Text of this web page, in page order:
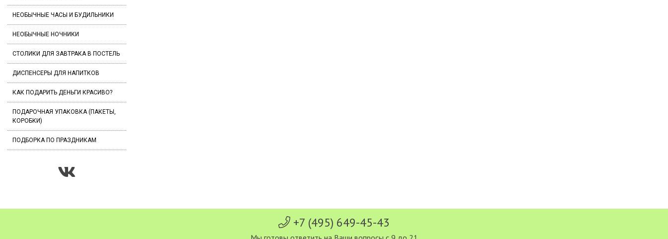
НЕОБЫЧНЫЕ ЧАСЫ И БУДИЛЬНИКИ
НЕОБЫЧНЫЕ НОЧНИКИ
СТОЛИКИ ДЛЯ ЗАВТРАКА В ПОСТЕЛЬ
ДИСПЕНСЕРЫ ДЛЯ НАПИТКОВ
КАК ПОДАРИТЬ ДЕНЬГИ КРАСИВО?
ПОДАРОЧНАЯ УПАКОВКА (ПАКЕТЫ,
КОРОБКИ)
ПОДБОРКА ПО ПРАЗДНИКАМ
+7 (495) 649-45-43